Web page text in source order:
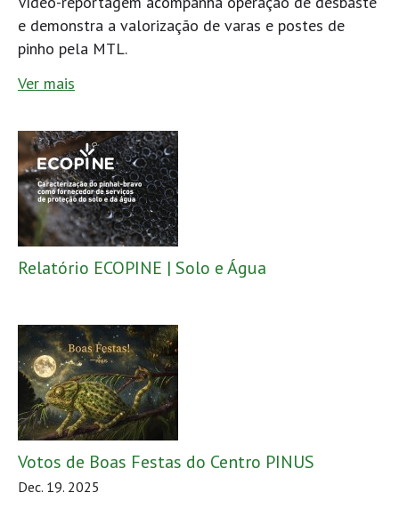
e demonstra a valorização de varas e postes de
pinho pela MTL.
Ver mais
Relatório ECOPINE | Solo e Água
Votos de Boas Festas do Centro PINUS
Dec. 19. 2025